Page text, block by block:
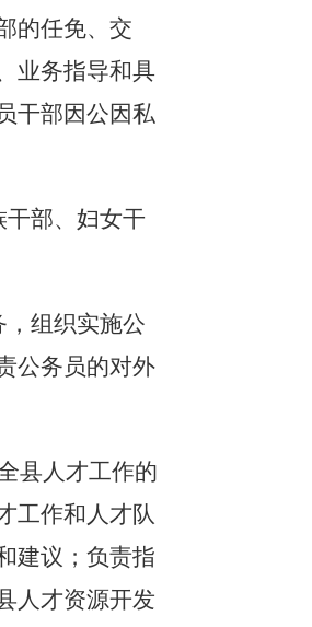
的任免、交
业务指导和具
干部因公因私
干部、妇女干
组织实施公
公务员的对外
县人才工作的
工作和人才队
建议；负责指
人才资源开发